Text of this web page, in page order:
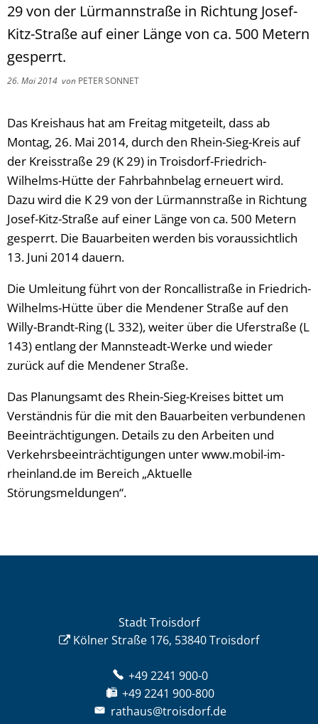
29 von der Lürmannstraße in Richtung Josef-
Kitz-Straße auf einer Länge von ca. 500 Metern
gesperrt.
26. Mai 2014 von PETER SONNET
Das Kreishaus hat am Freitag mitgeteilt, dass ab
Montag, 26. Mai 2014, durch den Rhein-Sieg-Kreis auf
der Kreisstraße 29 (K 29) in Troisdorf-Friedrich-
Wilhelms-Hütte der Fahrbahnbelag erneuert wird.
Dazu wird die K 29 von der Lürmannstraße in Richtung
Josef-Kitz-Straße auf einer Länge von ca. 500 Metern
gesperrt. Die Bauarbeiten werden bis voraussichtlich
13. Juni 2014 dauern.
Die Umleitung führt von der Roncallistraße in Friedrich-
Wilhelms-Hütte über die Mendener Straße auf den
Willy-Brandt-Ring (L 332), weiter über die Uferstraße (L
143) entlang der Mannsteadt-Werke und wieder
zurück auf die Mendener Straße.
Das Planungsamt des Rhein-Sieg-Kreises bittet um
Verständnis für die mit den Bauarbeiten verbundenen
Beeinträchtigungen. Details zu den Arbeiten und
Verkehrsbeeinträchtigungen unter www.mobil-im-
rheinland.de im Bereich „Aktuelle
Störungsmeldungen“.
Stadt Troisdorf
Kölner Straße 176, 53840 Troisdorf
+49 2241 900-0
+49 2241 900-800
rathaus@troisdorf.de